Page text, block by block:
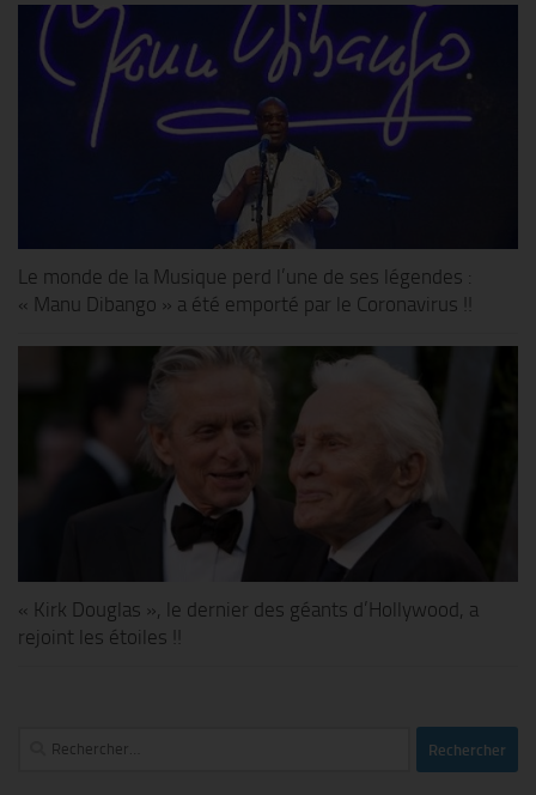
Le monde de la Musique perd l’une de ses légendes :
« Manu Dibango » a été emporté par le Coronavirus !!
« Kirk Douglas », le dernier des géants d’Hollywood, a
rejoint les étoiles !!
Rechercher :